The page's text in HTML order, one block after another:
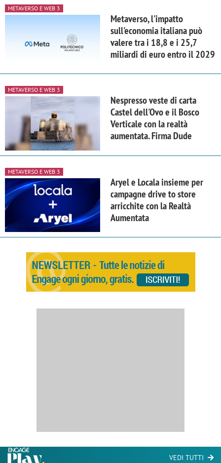
METAVERSO E WEB 3
Metaverso, l'impatto
sull'economia italiana può
valere tra i 18,8 e i 25,7
miliardi di euro entro il 2029
METAVERSO E WEB 3
Nespresso veste di carta
Castel dell'Ovo e il Bosco
Verticale con la realtà
aumentata. Firma Dude
METAVERSO E WEB 3
Aryel e Locala insieme per
campagne drive to store
arricchite con la Realtà
Aumentata
VEDI TUTTI